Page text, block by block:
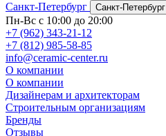
Санкт-Петербург
Санкт-Петербург
Пн-Вс с 10:00 до 20:00
+7 (962) 343-21-12
+7 (812) 985-58-85
info@ceramic-center.ru
О компании
О компании
Дизайнерам и архитекторам
Строительным организациям
Бренды
Отзывы